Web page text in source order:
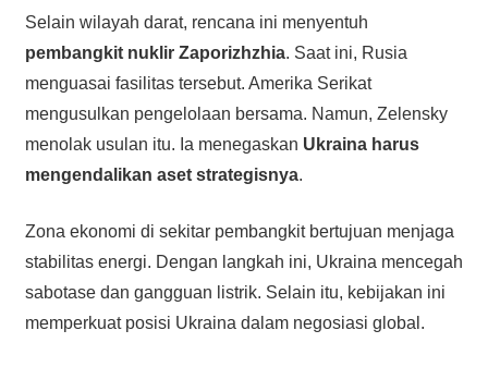
Selain wilayah darat, rencana ini menyentuh
pembangkit nuklir Zaporizhzhia. Saat ini, Rusia
menguasai fasilitas tersebut. Amerika Serikat
mengusulkan pengelolaan bersama. Namun, Zelensky
menolak usulan itu. Ia menegaskan Ukraina harus
mengendalikan aset strategisnya.
Zona ekonomi di sekitar pembangkit bertujuan menjaga
stabilitas energi. Dengan langkah ini, Ukraina mencegah
sabotase dan gangguan listrik. Selain itu, kebijakan ini
memperkuat posisi Ukraina dalam negosiasi global.